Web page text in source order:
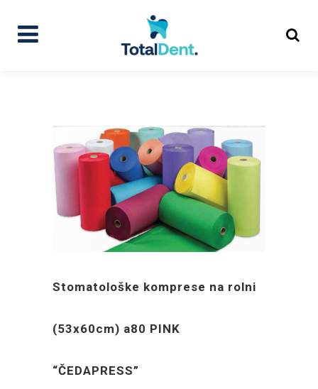
Stomatološke komprese na rolni
(53x60cm) a80 PINK
“ČEDAPRESS”